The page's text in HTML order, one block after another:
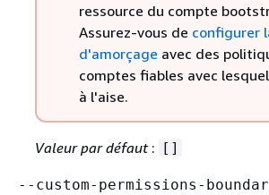
ressource du compte
Assurez-vous de configurer
d'amorçage avec des
comptes fiables avec
à l'aise.
Valeur par défaut: []
--custom-permissions-